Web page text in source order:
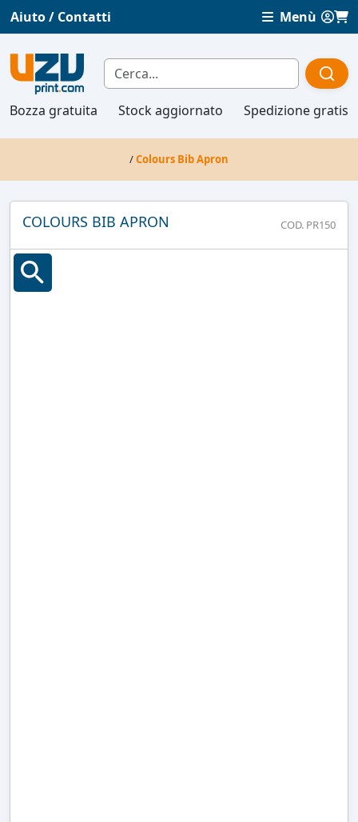
Aiuto / Contatti Menù
Bozza gratuita Stock aggiornato Spedizione gratis
/Colours Bib Apron
COLOURS BIB APRON COD. PR150